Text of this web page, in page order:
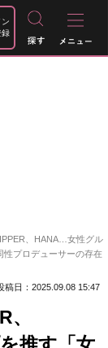
ン
録
、HANA…女性グル
性プロデューサーの存在
稿日：2025.09.08 15:47
推す「女